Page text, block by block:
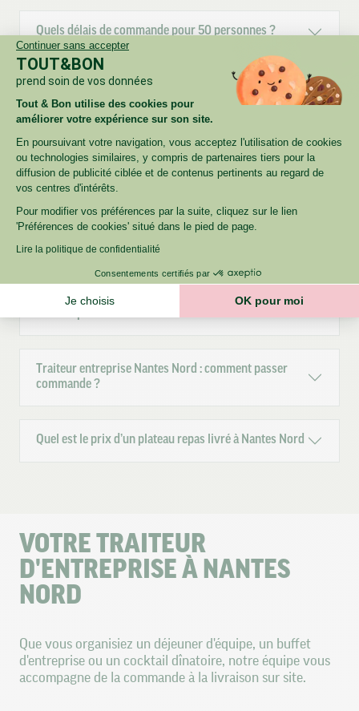
Continuer sans accepter
TOUT&BON
prend soin de vos données
Tout & Bon utilise des cookies pour
améliorer votre expérience sur son site.
En poursuivant votre navigation, vous acceptez l'utilisation de cookies
ou technologies similaires, y compris de partenaires tiers pour la
diffusion de publicité ciblée et de contenus pertinents au regard de
vos centres d'intérêts.
Pour modifier vos préférences par la suite, cliquez sur le lien
'Préférences de cookies' situé dans le pied de page.
Lire la politique de confidentialité
Consentements certifiés par
Je choisis OK pour moi
Quels délais de commande pour 50 personnes ?
Peut-on commander un buffet pour le lendemain à
Nantes Nord ?
Gérez-vous les régimes particuliers (végétarien, sans
porc, allergies) ?
Livrez-vous directement au bureau, sur plusieurs
étages/salles ?
Proposez-vous des factures centralisées / paiement
Traiteur entreprise Nantes Nord : comment passer
commande ?
Quel est le prix d’un plateau repas livré à Nantes Nord
VOTRE TRAITEUR
D'ENTREPRISE À NANTES
NORD
Que vous organisiez un déjeuner d'équipe, un buffet
d'entreprise ou un cocktail dînatoire, notre équipe vous
accompagne de la commande à la livraison sur site.